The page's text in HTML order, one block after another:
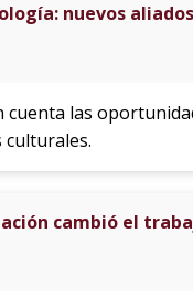
nuevos aliados
cuenta las
cambió el